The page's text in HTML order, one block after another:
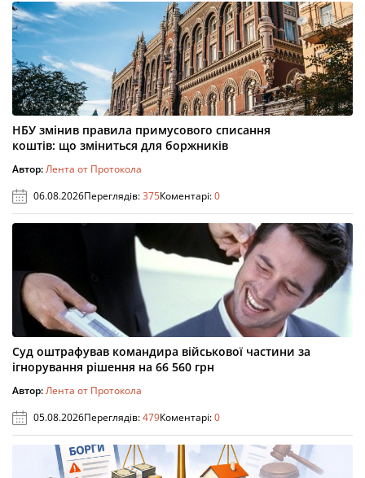
НБУ змінив правила примусового списання
коштів: що зміниться для боржників
Автор:Лента от Протокола
06.08.2026Переглядів:375Коментарі:0
Суд оштрафував командира військової частини за
ігнорування рішення на 66 560 грн
Автор:Лента от Протокола
05.08.2026Переглядів:479Коментарі:0